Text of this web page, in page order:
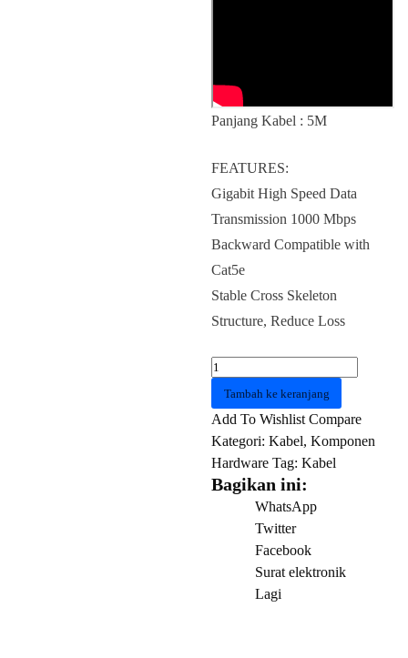
Panjang Kabel : 5M
FEATURES:
Gigabit High Speed Data
Transmission 1000 Mbps
Backward Compatible with
Cat5e
Stable Cross Skeleton
Structure, Reduce Loss
Kuantitas
KABEL
LAN
IBEBJ
Tambah ke keranjang
Add To Wishlist Compare
Kategori:Kabel,Komponen
Hardware Tag:Kabel
Bagikan ini:
WhatsApp
Twitter
Facebook
Surat elektronik
Lagi